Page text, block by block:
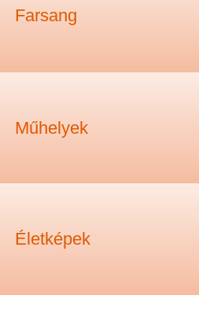
Farsang
Műhelyek
Életképek